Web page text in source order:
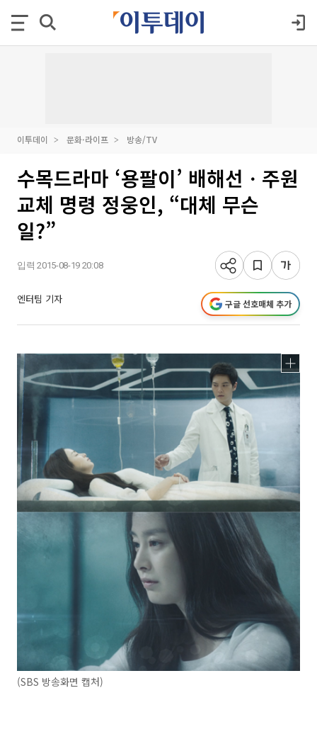
이투데이 문화·라이프 방송/TV
수목드라마 ‘용팔이’ 배해선ㆍ주원
교체 명령 정웅인, “대체 무슨
일?”
입력 2015-08-19 20:08
엔터팀 기자 구글 선호매체 추가
(SBS 방송화면 캡처)